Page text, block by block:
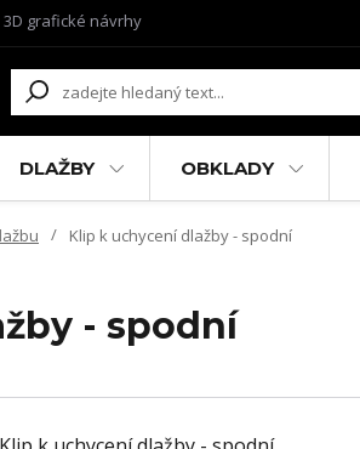
3D grafické návrhy
DLAŽBY OBKLADY
Klip k uchycení dlažby - spodní
- spodní